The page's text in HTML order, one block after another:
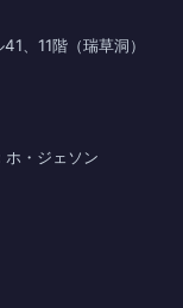
、11階（瑞草洞）
ホ・ジェソン